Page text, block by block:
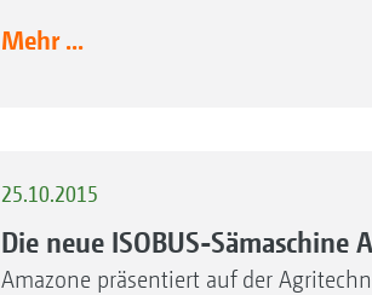
Mehr ...
25.10.2015
Die neue ISOBUS-Sämaschine
Amazone präsentiert auf der